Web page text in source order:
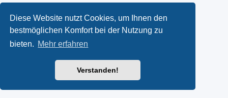
Diese Website nutzt Cookies, um Ihnen den
bestmöglichen Komfort bei der Nutzung zu
bieten. Mehr erfahren
Verstanden!